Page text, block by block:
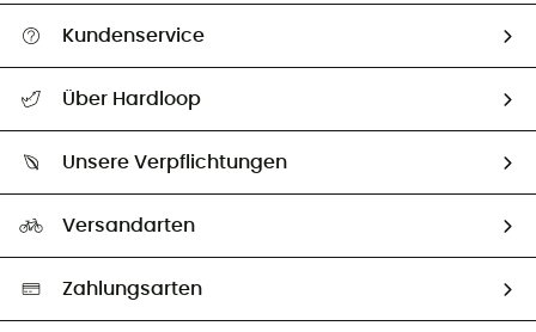
Kundenservice
Größentabelle
Über Hardloop
Unsere Botschafter
Unsere Verpflichtungen
Auswahl an nachhaltigen Produkten
Versandarten
Zahlungsarten